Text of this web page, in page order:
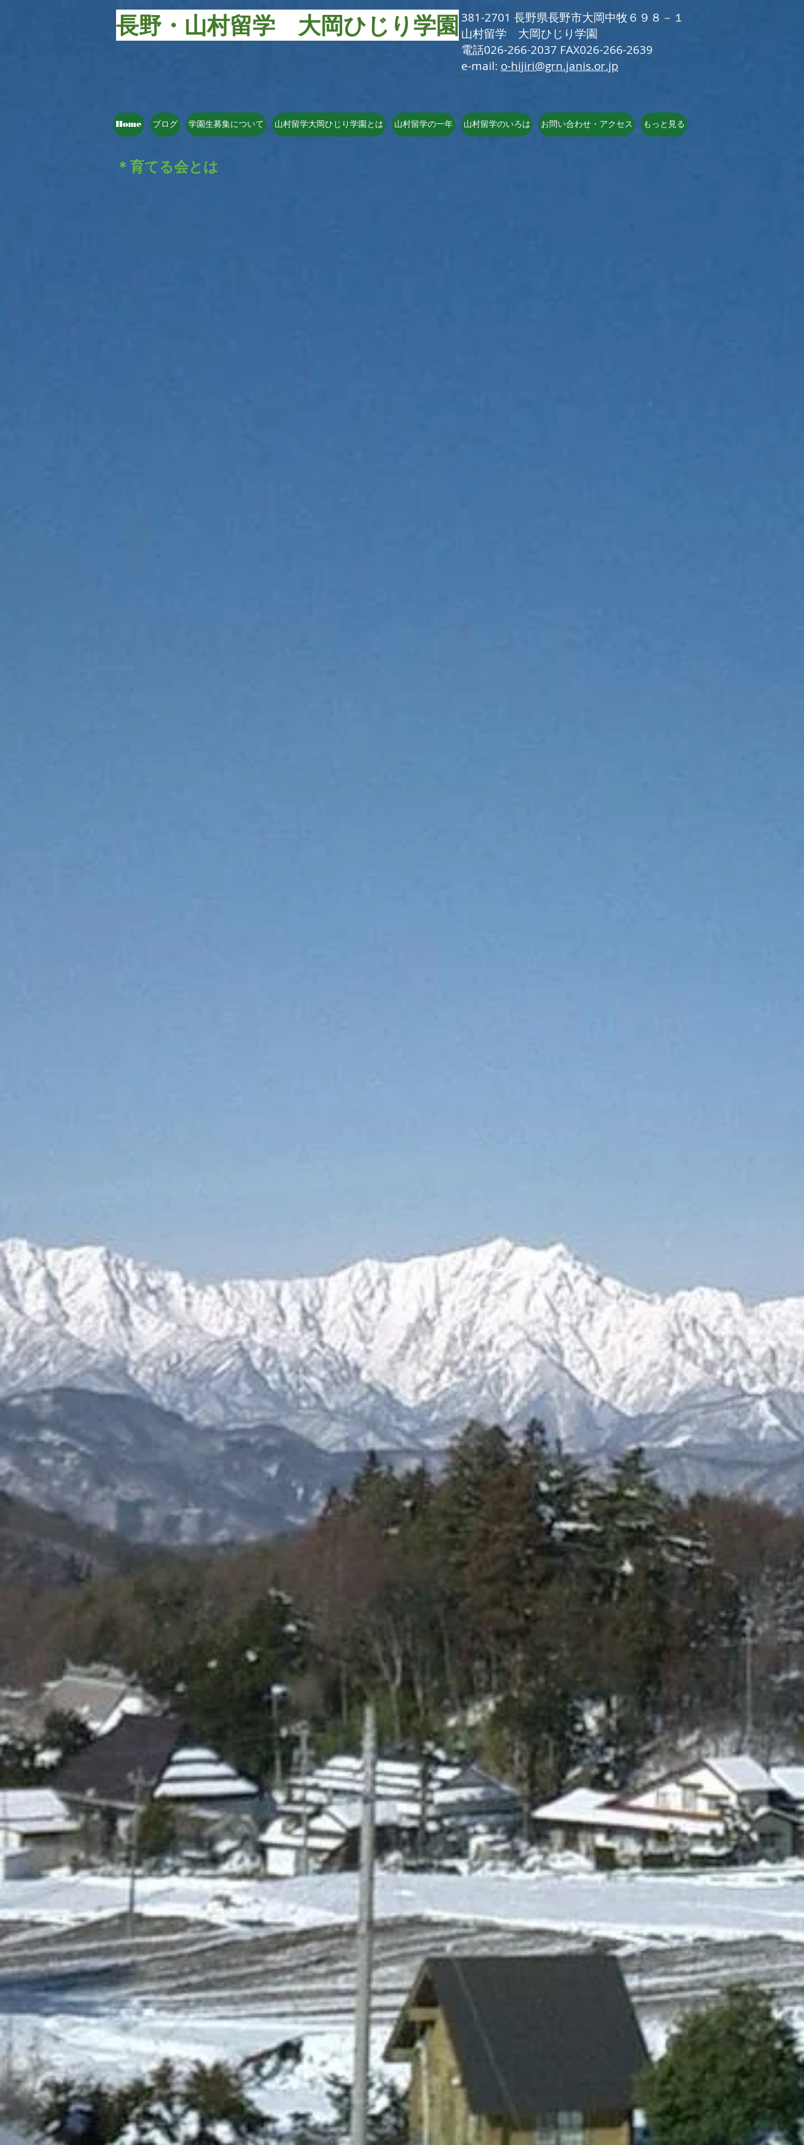
長野・山村留学 大岡ひじり学園381-2701 長野県長野市大岡中牧６９８－１
​山村留学 大岡ひじり学園
電話026-266-2037 FAX026-266-2639
e-mail: o-hijiri@grn.janis.or.jp
Home ブログ 学園生募集について 山村留学大岡ひじり学園とは 山村留学の一年 山村留学のいろは お問い合わせ・アクセス もっと見る
＊育てる会とは